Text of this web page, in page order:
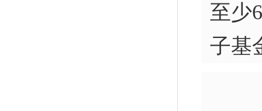
至少
子基